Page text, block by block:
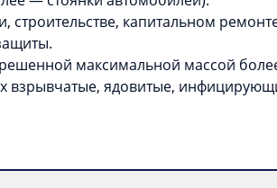
капитальном
максимальной массой
взрывчатые, ядовитые,